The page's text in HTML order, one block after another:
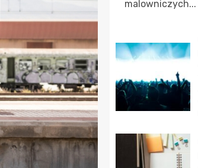
malowniczych...